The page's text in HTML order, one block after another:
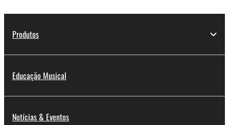
Produtos
Educação Musical
Notícias & Eventos